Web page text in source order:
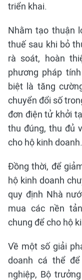
triển khai.
Nhằm tạo thuận
thuế sau khi bỏ
rà soát, hoàn
phương pháp
biệt là tăng
chuyển đổi số
đơn điện tử khởi
thu đúng, thu đủ
cho hộ kinh doanh.
Đồng thời, để
hộ kinh doanh
quy định Nhà
mua các nền
chung để cho hộ
Về một số giải
doanh cá thể
nghiệp, Bộ